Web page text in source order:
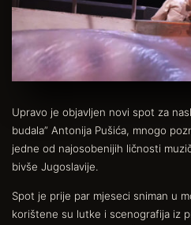
Upravo je objavljen novi spot za
budala” Antonija Pušića, mnogo
jedne od najosobenijih ličnosti
bivše Jugoslavije.
Spot je prije par mjeseci sniman u
korištene su lutke i scenografija iz